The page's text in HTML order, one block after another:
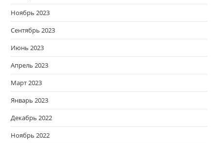
Ноябрь 2023
Сентябрь 2023
Июнь 2023
Апрель 2023
Март 2023
Январь 2023
Декабрь 2022
Ноябрь 2022